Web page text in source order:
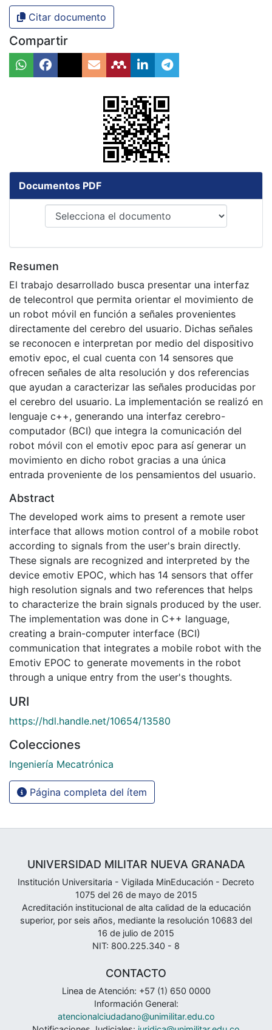
Citar documento
Compartir
Documentos PDF
Resumen
El trabajo desarrollado busca presentar una interfaz
de telecontrol que permita orientar el movimiento de
un robot móvil en función a señales provenientes
directamente del cerebro del usuario. Dichas señales
se reconocen e interpretan por medio del dispositivo
emotiv epoc, el cual cuenta con 14 sensores que
ofrecen señales de alta resolución y dos referencias
que ayudan a caracterizar las señales producidas por
el cerebro del usuario. La implementación se realizó en
lenguaje c++, generando una interfaz cerebro-
computador (BCI) que integra la comunicación del
robot móvil con el emotiv epoc para así generar un
movimiento en dicho robot gracias a una única
entrada proveniente de los pensamientos del usuario.
Abstract
The developed work aims to present a remote user
interface that allows motion control of a mobile robot
according to signals from the user's brain directly.
These signals are recognized and interpreted by the
device emotiv EPOC, which has 14 sensors that offer
high resolution signals and two references that helps
to characterize the brain signals produced by the user.
The implementation was done in C++ language,
creating a brain-computer interface (BCI)
communication that integrates a mobile robot with the
Emotiv EPOC to generate movements in the robot
through a unique entry from the user's thoughts.
URI
https://hdl.handle.net/10654/13580
Colecciones
Ingeniería Mecatrónica
Página completa del ítem
UNIVERSIDAD MILITAR NUEVA GRANADA
Institución Universitaria - Vigilada MinEducación - Decreto
1075 del 26 de mayo de 2015
Acreditación institucional de alta calidad de la educación
superior, por seis años, mediante la resolución 10683 del
16 de julio de 2015
NIT: 800.225.340 - 8
CONTACTO
Linea de Atención: +57 (1) 650 0000
Información General:
atencionalciudadano@unimilitar.edu.co